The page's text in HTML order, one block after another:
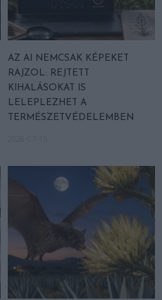
AZ AI NEMCSAK KÉPEKET
RAJZOL: REJTETT
KIHALÁSOKAT IS
LELEPLEZHET A
TERMÉSZETVÉDELEMBEN